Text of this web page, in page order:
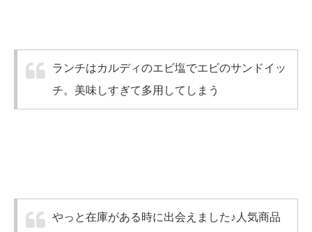
ランチはカルディのエビ塩でエビのサンドイッ
チ。美味しすぎて多用してしまう
やっと在庫がある時に出会えました♪人気商品